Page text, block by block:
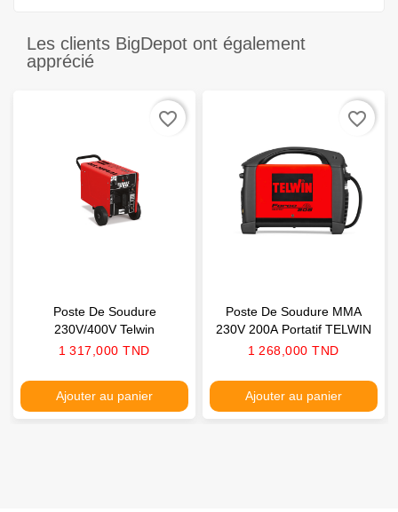
Les clients BigDepot ont également
apprécié
Poste De Soudure
230V/400V Telwin
Prix
1 317,000 TND
Ajouter au panier
favorite_border
Poste De Soudure MMA
230V 200A Portatif TELWIN
Prix
1 268,000 TND
Ajouter au panier
favorite_border